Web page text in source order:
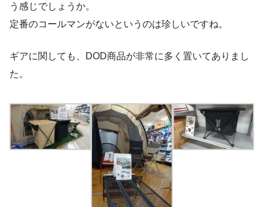
う感じでしょうか。
定番のコールマンがないというのは珍しいですね。
ギアに関しても、DOD商品が非常に多く置いてありまし
た。